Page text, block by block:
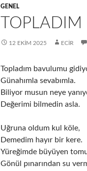
GENEL
TOPLADIM
12 EKIM 2025 ECIR
Topladım bavulumu
Günahımla sevabımla.
Biliyor musun neye
Değerimi bilmedin asla.
Uğruna oldum kul köle,
Demedim hayır bir kere.
Yüreğimde büyüyen
Gönül pınarından su